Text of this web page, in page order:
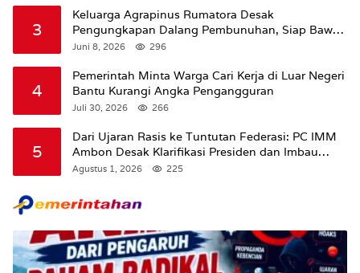
3
Keluarga Agrapinus Rumatora Desak
Pengungkapan Dalang Pembunuhan, Siap Bawa
Kasus ke Komisi III DPR RI
Juni 8, 2026 296
4
Pemerintah Minta Warga Cari Kerja di Luar Negeri
Bantu Kurangi Angka Pengangguran
Juli 30, 2026 266
5
Dari Ujaran Rasis ke Tuntutan Federasi: PC IMM
Ambon Desak Klarifikasi Presiden dan Imbau
Tunda Pengibaran Bendera Merah Putih Di
Agustus 1, 2026 225